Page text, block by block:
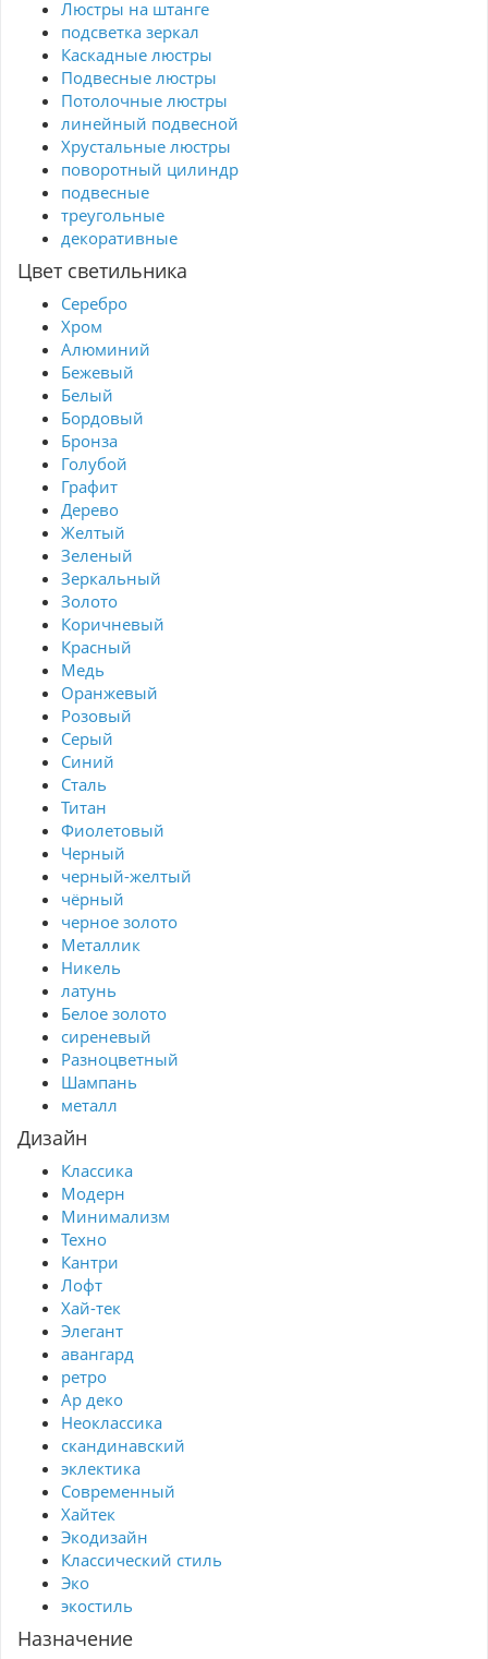
Люстры на штанге
подсветка зеркал
Каскадные люстры
Подвесные люстры
Потолочные люстры
линейный подвесной
Хрустальные люстры
поворотный цилиндр
подвесные
треугольные
декоративные
Цвет светильника
Серебро
Хром
Алюминий
Бежевый
Белый
Бордовый
Бронза
Голубой
Графит
Дерево
Желтый
Зеленый
Зеркальный
Золото
Коричневый
Красный
Медь
Оранжевый
Розовый
Серый
Синий
Сталь
Титан
Фиолетовый
Черный
черный-желтый
чёрный
черное золото
Металлик
Никель
латунь
Белое золото
сиреневый
Разноцветный
Шампань
металл
Дизайн
Классика
Модерн
Минимализм
Техно
Кантри
Лофт
Хай-тек
Элегант
авангард
ретро
Ар деко
Неоклассика
скандинавский
эклектика
Современный
Хайтек
Экодизайн
Классический стиль
Эко
экостиль
Назначение